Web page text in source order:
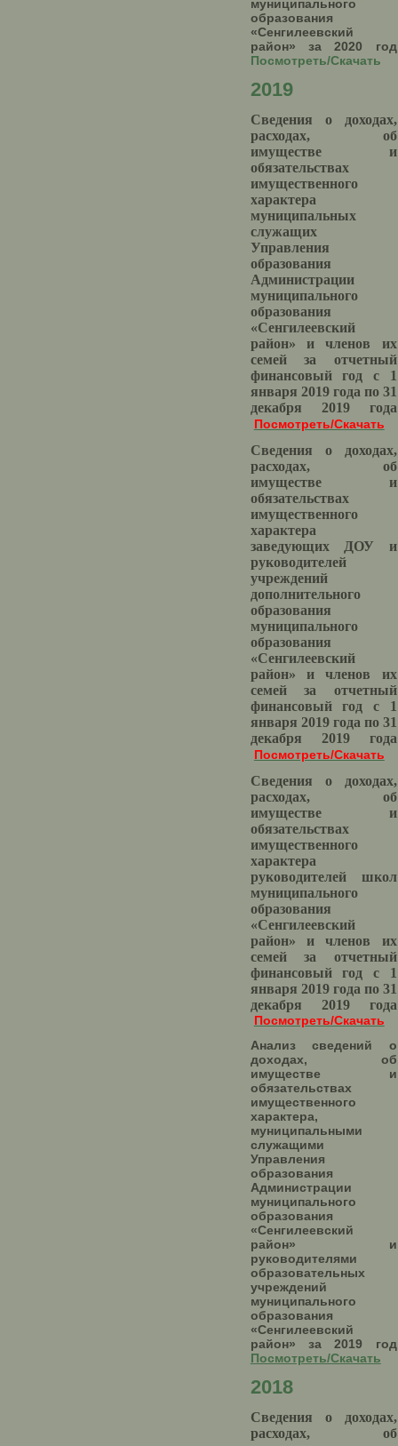
муниципального
образования
«Сенгилеевский
район» за 2020 год
Посмотреть/Скачать
2019
Сведения о доходах,
расходах, об
имуществе и
обязательствах
имущественного
характера
муниципальных
служащих
Управления
образования
Администрации
муниципального
образования
«Сенгилеевский
район» и членов их
семей за отчетный
финансовый год с 1
января 2019 года по 31
декабря 2019 года
Посмотреть/Скачать
Сведения о доходах,
расходах, об
имуществе и
обязательствах
имущественного
характера
заведующих ДОУ и
руководителей
учреждений
дополнительного
образования
муниципального
образования
«Сенгилеевский
район» и членов их
семей за отчетный
финансовый год с 1
января 2019 года по 31
декабря 2019 года
Посмотреть/Скачать
Сведения о доходах,
расходах, об
имуществе и
обязательствах
имущественного
характера
руководителей школ
муниципального
образования
«Сенгилеевский
район» и членов их
семей за отчетный
финансовый год с 1
января 2019 года по 31
декабря 2019 года
Посмотреть/Скачать
Анализ сведений о
доходах, об
имуществе и
обязательствах
имущественного
характера,
муниципальными
служащими
Управления
образования
Администрации
муниципального
образования
«Сенгилеевский
район» и
руководителями
образовательных
учреждений
муниципального
образования
«Сенгилеевский
район» за 2019 год
Посмотреть/Скачать
2018
Сведения о доходах,
расходах, об